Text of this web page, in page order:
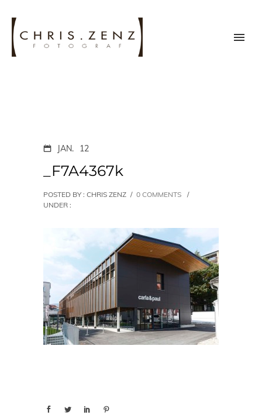
JAN. 12
_F7A4367k
POSTED BY : CHRIS ZENZ / 0 COMMENTS
/
UNDER :